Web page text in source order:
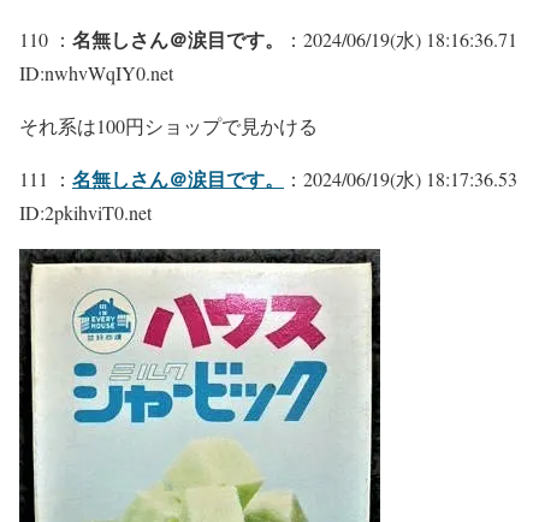
110 ： 名無しさん＠涙目です。
：2024/06/19(水) 18:16:36.71
ID:nwhvWqIY0.net
それ系は100円ショップで見かける
111 ： 名無しさん＠涙目です。
：2024/06/19(水) 18:17:36.53
ID:2pkihviT0.net